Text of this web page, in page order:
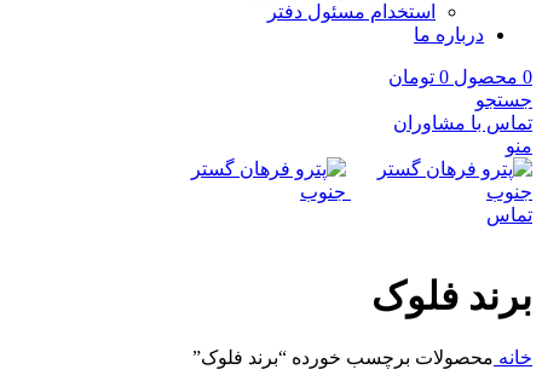
استخدام مسئول دفتر
درباره ما
0 محصول 0 تومان
جستجو
تماس با مشاوران
منو
تماس
برند فلوک
خانه محصولات برچسب خورده “برند فلوک”